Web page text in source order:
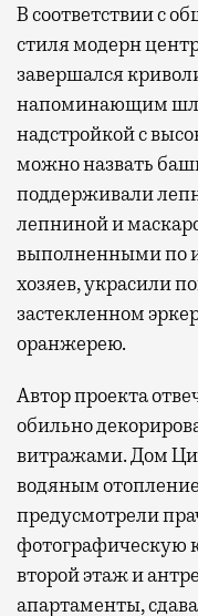
В соответствии с
стиля модерн
завершался
напоминающим
надстройкой с
можно назвать
поддерживали
лепниной и
выполненными по
хозяев, украсили
застекленном
оранжерею.
Автор проекта
обильно
витражами. Дом
водяным
предусмотрели
фотографическую
второй этаж и
апартаменты,